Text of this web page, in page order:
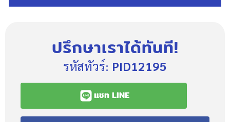
ปรึกษาเราได้ทันที!
รหัสทัวร์: PID12195
แชท LINE